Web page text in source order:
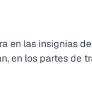
en las insignias
en los partes de